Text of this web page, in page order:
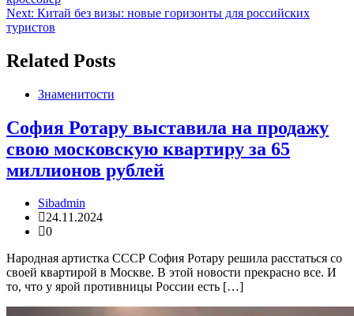
по
записям
Next: Китай без визы: новые горизонты для российских
туристов
Related Posts
Знаменитости
София Ротару выставила на продажу
свою московскую квартиру за 65
миллионов рублей
Sibadmin
24.11.2024
0
Народная артистка СССР София Ротару решила расстаться со
своей квартирой в Москве. В этой новости прекрасно все. И
то, что у ярой противницы России есть […]